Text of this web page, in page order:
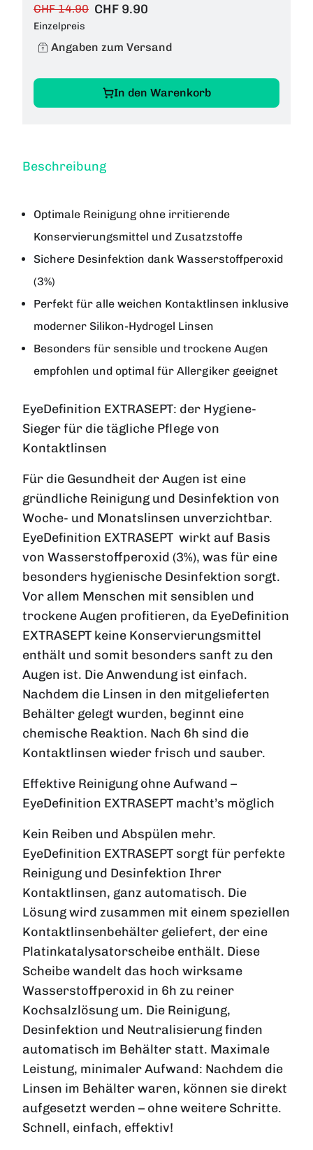
CHF 14.90 CHF 9.90
Einzelpreis
Angaben zum Versand
In den Warenkorb
Beschreibung
Optimale Reinigung ohne irritierende
Konservierungsmittel und Zusatzstoffe
Sichere Desinfektion dank Wasserstoffperoxid
(3%)
Perfekt für alle weichen Kontaktlinsen inklusive
moderner Silikon-Hydrogel Linsen
Besonders für sensible und trockene Augen
empfohlen und optimal für Allergiker geeignet
EyeDefinition EXTRASEPT: der Hygiene-
Sieger für die tägliche Pflege von
Kontaktlinsen
Für die Gesundheit der Augen ist eine
gründliche Reinigung und Desinfektion von
Woche- und Monatslinsen unverzichtbar.
EyeDefinition EXTRASEPT wirkt auf Basis
von Wasserstoffperoxid (3%), was für eine
besonders hygienische Desinfektion sorgt.
Vor allem Menschen mit sensiblen und
trockene Augen profitieren, da EyeDefinition
EXTRASEPT keine Konservierungsmittel
enthält und somit besonders sanft zu den
Augen ist. Die Anwendung ist einfach.
Nachdem die Linsen in den mitgelieferten
Behälter gelegt wurden, beginnt eine
chemische Reaktion. Nach 6h sind die
Kontaktlinsen wieder frisch und sauber.
Effektive Reinigung ohne Aufwand –
EyeDefinition EXTRASEPT macht’s möglich
Kein Reiben und Abspülen mehr.
EyeDefinition EXTRASEPT sorgt für perfekte
Reinigung und Desinfektion Ihrer
Kontaktlinsen, ganz automatisch. Die
Lösung wird zusammen mit einem speziellen
Kontaktlinsenbehälter geliefert, der eine
Platinkatalysatorscheibe enthält. Diese
Scheibe wandelt das hoch wirksame
Wasserstoffperoxid in 6h zu reiner
Kochsalzlösung um. Die Reinigung,
Desinfektion und Neutralisierung finden
automatisch im Behälter statt. Maximale
Leistung, minimaler Aufwand: Nachdem die
Linsen im Behälter waren, können sie direkt
aufgesetzt werden – ohne weitere Schritte.
Schnell, einfach, effektiv!